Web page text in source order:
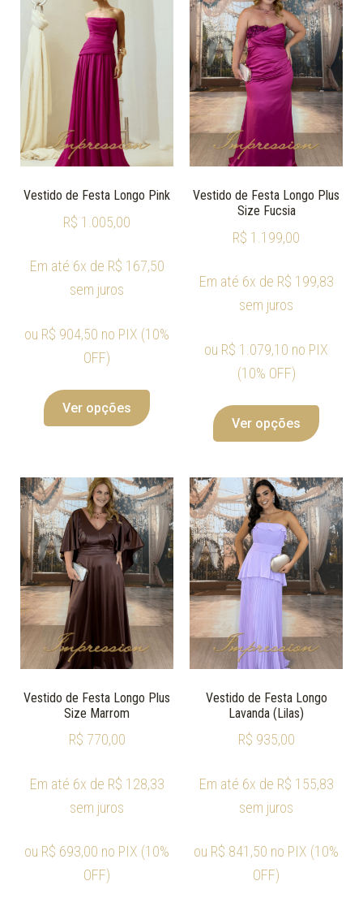
Vestido de Festa Longo Pink
R$ 1.005,00
Em até 6x de R$ 167,50
sem juros
ou R$ 904,50 no PIX (10%
OFF)
Ver opções
Vestido de Festa Longo Plus
Size Fucsia
R$ 1.199,00
Em até 6x de R$ 199,83
sem juros
ou R$ 1.079,10 no PIX
(10% OFF)
Ver opções
Vestido de Festa Longo Plus
Size Marrom
R$ 770,00
Em até 6x de R$ 128,33
sem juros
ou R$ 693,00 no PIX (10%
OFF)
Vestido de Festa Longo
Lavanda (Lilas)
R$ 935,00
Em até 6x de R$ 155,83
sem juros
ou R$ 841,50 no PIX (10%
OFF)